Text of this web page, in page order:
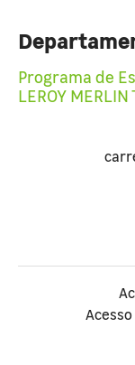
Programa de
LEROY MERLIN